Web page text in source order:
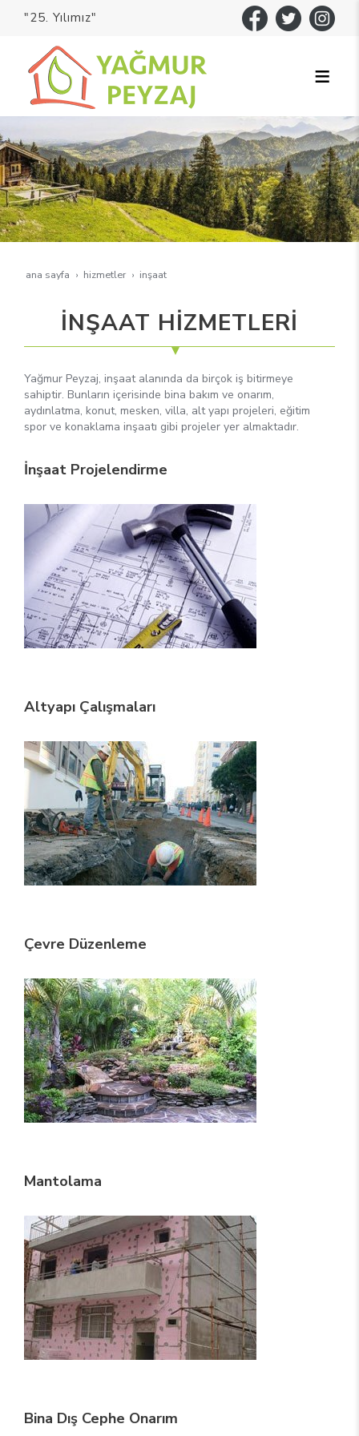
"25. Yılımız"
ana sayfa hi̇zmetler i̇nşaat
İNŞAAT HİZMETLERİ
Yağmur Peyzaj, inşaat alanında da birçok iş bitirmeye
sahiptir. Bunların içerisinde bina bakım ve onarım,
aydınlatma, konut, mesken, villa, alt yapı projeleri, eğitim
spor ve konaklama inşaatı gibi projeler yer almaktadır.
İnşaat Projelendirme
Altyapı Çalışmaları
Çevre Düzenleme
Mantolama
Bina Dış Cephe Onarım